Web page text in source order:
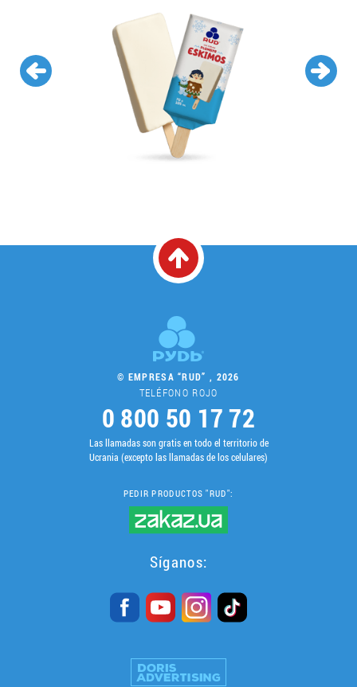
© EMPRESA “RUD” , 2026
TELÉFONO ROJO
0 800 50 17 72
Las llamadas son gratis en todo el territorio de
Ucrania (excepto las llamadas de los celulares)
PEDIR PRODUCTOS "RUD":
Síganos: